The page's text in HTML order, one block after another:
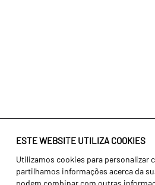
ESTE WEBSITE UTILIZA COOKIES
Utilizamos cookies para personalizar
partilhamos informações acerca da
podem combinar com outras
Identidade
História